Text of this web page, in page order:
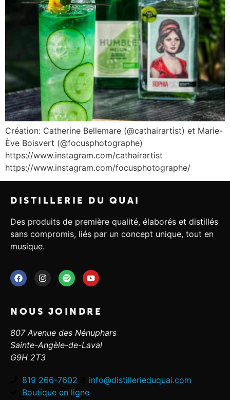
Création: Catherine Bellemare (@cathairartist) et Marie-
Ève Boisvert (@focusphotographe)
https://www.instagram.com/cathairartist
https://www.instagram.com/focusphotographe/
DISTILLERIE DU QUAI
Des produits de première qualité, élaborés et distillés
sans compromis, liés par un concept unique, tout en
musique.
NOUS JOINDRE
807 Avenue des Nénuphars
Sainte-Angèle-de-Laval
G9H 2T3
819 266-7602
info@distillerieduquai.com
Boutique en ligne